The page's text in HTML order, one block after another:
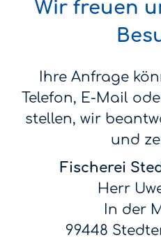
Wir freuen
Ihre Anfrage
Telefon, E-Mail
stellen, wir
und
Fischerei
Herr
In der
99448